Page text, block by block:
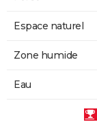
Espace naturel
Zone humide
Eau